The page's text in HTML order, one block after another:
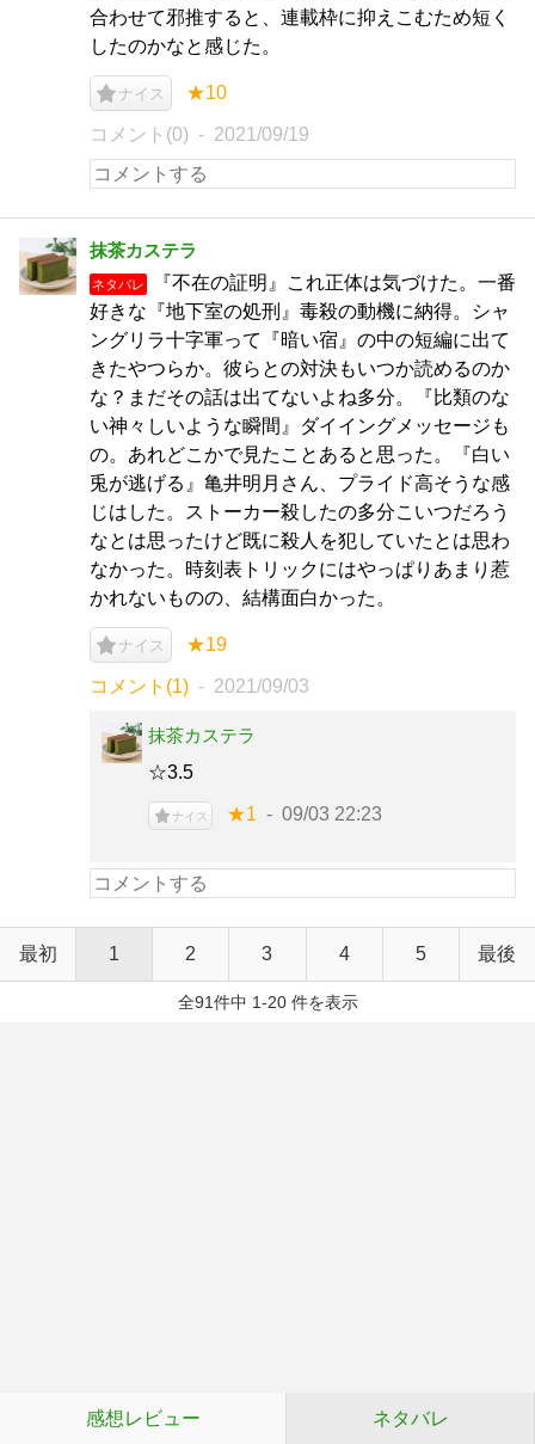
合わせて邪推すると、連載枠に抑えこむため短く
したのかなと感じた。
ナイス ★10
コメント(0) 2021/09/19
抹茶カステラ
ネタバレ
『不在の証明』これ正体は気づけた。一番
好きな『地下室の処刑』毒殺の動機に納得。シャ
ングリラ十字軍って『暗い宿』の中の短編に出て
きたやつらか。彼らとの対決もいつか読めるのか
な？まだその話は出てないよね多分。『比類のな
い神々しいような瞬間』ダイイングメッセージも
の。あれどこかで見たことあると思った。『白い
兎が逃げる』亀井明月さん、プライド高そうな感
じはした。ストーカー殺したの多分こいつだろう
なとは思ったけど既に殺人を犯していたとは思わ
なかった。時刻表トリックにはやっぱりあまり惹
かれないものの、結構面白かった。
ナイス ★19
コメント(1) 2021/09/03
抹茶カステラ
☆3.5
ナイス ★1 09/03 22:23
最初 1 2 3 4 5 最後
全91件中 1-20 件を表示
感想レビュー ネタバレ